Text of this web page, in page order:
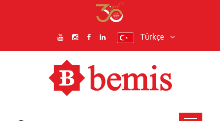
Türkçe